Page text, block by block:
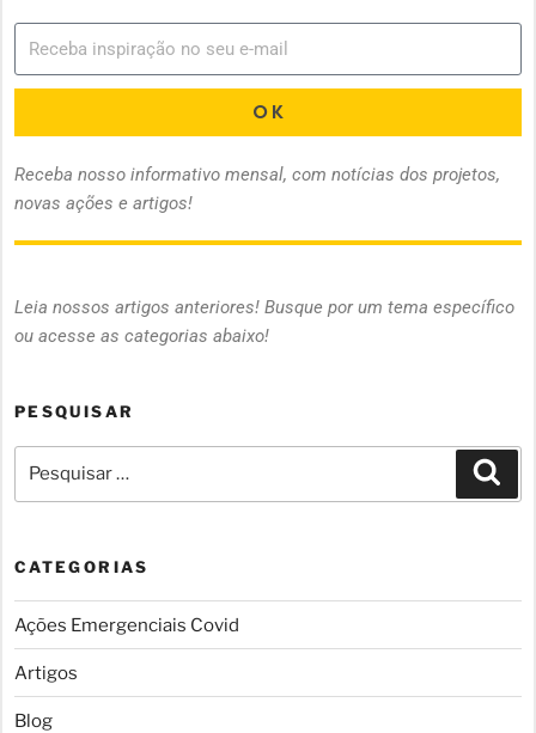
OK
Receba nosso informativo mensal, com notícias dos projetos,
novas ações e artigos!
Leia nossos artigos anteriores! Busque por um tema específico
ou acesse as categorias abaixo!
PESQUISAR
CATEGORIAS
Ações Emergenciais Covid
Artigos
Blog